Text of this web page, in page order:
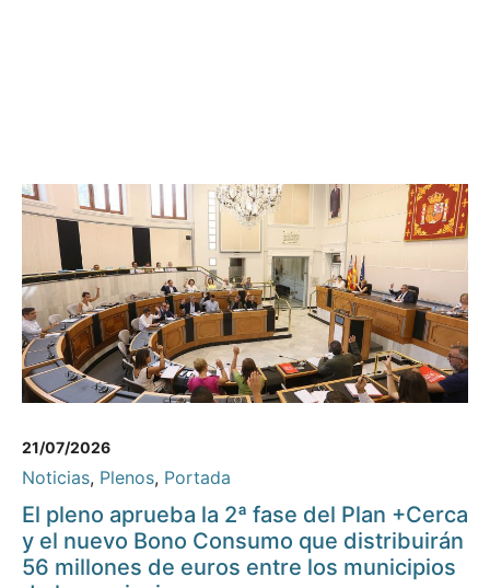
21/07/2026
Noticias, Plenos, Portada
El pleno aprueba la 2ª fase del Plan +Cerca
y el nuevo Bono Consumo que distribuirán
56 millones de euros entre los municipios